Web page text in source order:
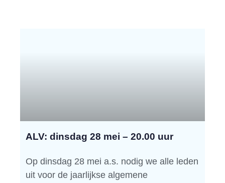
ALV: dinsdag 28 mei – 20.00 uur
Op dinsdag 28 mei a.s. nodig we alle leden
uit voor de jaarlijkse algemene